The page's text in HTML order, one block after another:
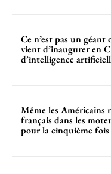
Ce n’est pas un
vient d’inaugurer en
d’intelligence
Même les Américains
français dans les
pour la cinquième fois